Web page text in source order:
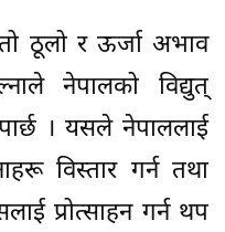
ठूलो र ऊर्जा अभाव
नेपालको विद्युत्
। यसले नेपाललाई
विस्तार गर्न तथा
प्रोत्साहन गर्न थप